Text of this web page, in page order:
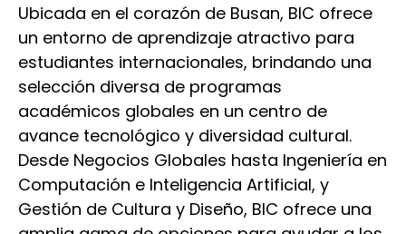
Ubicada en el corazón de Busan, BIC ofrece
un entorno de aprendizaje atractivo para
estudiantes internacionales, brindando una
selección diversa de programas
académicos globales en un centro de
avance tecnológico y diversidad cultural.
Desde Negocios Globales hasta Ingeniería en
Computación e Inteligencia Artificial, y
Gestión de Cultura y Diseño, BIC ofrece una